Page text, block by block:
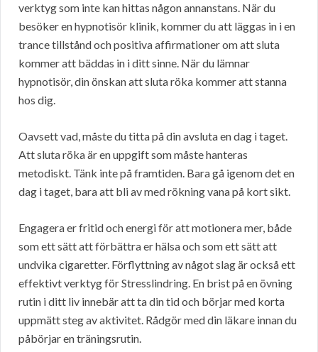
verktyg som inte kan hittas någon annanstans. När du
besöker en hypnotisör klinik, kommer du att läggas in i en
trance tillstånd och positiva affirmationer om att sluta
kommer att bäddas in i ditt sinne. När du lämnar
hypnotisör, din önskan att sluta röka kommer att stanna
hos dig.
Oavsett vad, måste du titta på din avsluta en dag i taget.
Att sluta röka är en uppgift som måste hanteras
metodiskt. Tänk inte på framtiden. Bara gå igenom det en
dag i taget, bara att bli av med rökning vana på kort sikt.
Engagera er fritid och energi för att motionera mer, både
som ett sätt att förbättra er hälsa och som ett sätt att
undvika cigaretter. Förflyttning av något slag är också ett
effektivt verktyg för Stresslindring. En brist på en övning
rutin i ditt liv innebär att ta din tid och börjar med korta
uppmätt steg av aktivitet. Rådgör med din läkare innan du
påbörjar en träningsrutin.